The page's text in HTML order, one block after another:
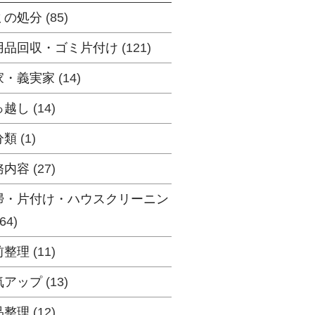
の処分 (85)
品回収・ゴミ片付け (121)
・義実家 (14)
越し (14)
類 (1)
内容 (27)
・片付け・ハウスクリーニン
整理 (11)
アップ(13)